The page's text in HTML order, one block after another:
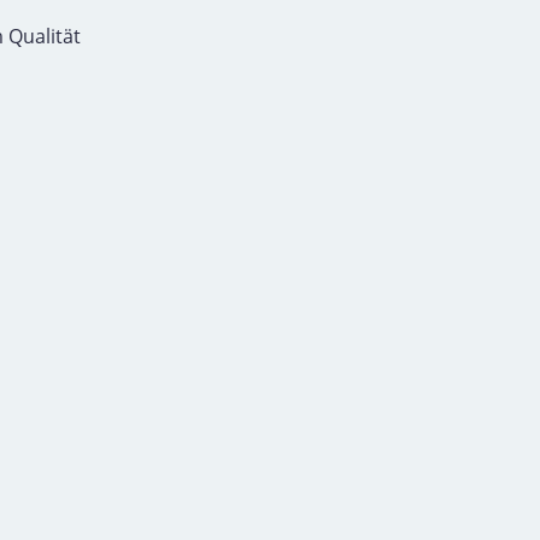
Qualität